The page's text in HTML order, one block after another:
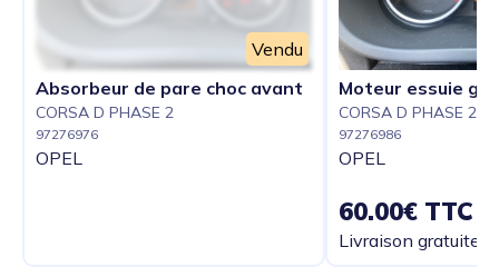
Vendu
Absorbeur de pare choc avant
CORSA D PHASE 2
97276976
OPEL
Moteur essuie
CORSA D PHASE 2
97276986
OPEL
60.00€ TTC
Livraison gratuite